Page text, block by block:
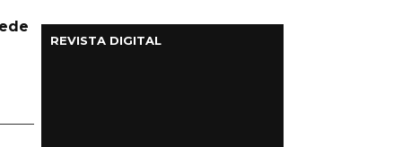
REVISTA DIGITAL